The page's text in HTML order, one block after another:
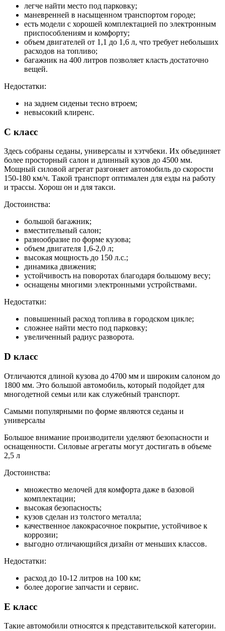
легче найти место под парковку;
маневренней в насыщенном транспортом городе;
есть модели с хорошей комплектацией по электронным
приспособлениям и комфорту;
объем двигателей от 1,1 до 1,6 л, что требует небольших
расходов на топливо;
багажник на 400 литров позволяет класть достаточно
вещей.
Недостатки:
на заднем сиденьи тесно втроем;
невысокий клиренс.
С класс
Здесь собраны седаны, универсалы и хэтчбеки. Их объединяет
более просторный салон и длинный кузов до 4500 мм.
Мощный силовой агрегат разгоняет автомобиль до скорости
150-180 км/ч. Такой транспорт оптимален для езды на работу
и трассы. Хорош он и для такси.
Достоинства:
большой багажник;
вместительный салон;
разнообразие по форме кузова;
объем двигателя 1,6-2,0 л;
высокая мощность до 150 л.с.;
динамика движения;
устойчивость на поворотах благодаря большому весу;
оснащены многими электронными устройствами.
Недостатки:
повышенный расход топлива в городском цикле;
сложнее найти место под парковку;
увеличенный радиус разворота.
D класс
Отличаются длиной кузова до 4700 мм и широким салоном до
1800 мм. Это большой автомобиль, который подойдет для
многодетной семьи или как служебный транспорт.
Самыми популярными по форме являются седаны и
универсалы
Большое внимание производители уделяют безопасности и
оснащенности. Силовые агрегаты могут достигать в объеме
2,5 л
Достоинства:
множество мелочей для комфорта даже в базовой
комплектации;
высокая безопасность;
кузов сделан из толстого металла;
качественное лакокрасочное покрытие, устойчивое к
коррозии;
выгодно отличающийся дизайн от меньших классов.
Недостатки:
расход до 10-12 литров на 100 км;
более дорогие запчасти и сервис.
Е класс
Такие автомобили относятся к представительской категории.